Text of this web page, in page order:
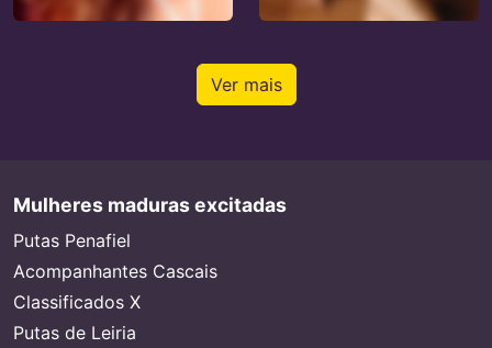
Ver mais
Mulheres maduras excitadas
Putas Penafiel
Acompanhantes Cascais
Classificados X
Putas de Leiria